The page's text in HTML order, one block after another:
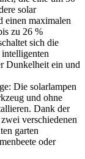
solar
einen maximalen
zu 26 %
sich die
Dunkelheit ein und
Die solarlampen
und ohne
Dank der
verschiedenen
garten
oder